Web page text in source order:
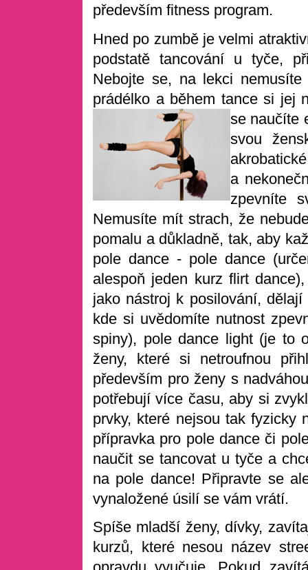
především fitness program.
Hned po zumbě je velmi
podstatě tancování u tyče,
Nebojte se, na lekci
prádélko a během tance si jej
se naučíte
svou
a
zpevníte
Nemusíte mít strach, že
pomalu a důkladně, tak, aby
pole dance - pole dance
alespoň jeden kurz flirt
jako nástroj k posilování,
kde si uvědomíte nutnost
spiny), pole dance light (je to
ženy, které si netroufnou
především pro ženy s
potřebují více času, aby si
prvky, které nejsou tak fyzicky
přípravka pro pole dance či
naučit se tancovat u tyče a
na pole dance! Připravte se
vynaložené úsilí se vám vrátí.
Spíše mladší ženy, dívky,
kurzů, které nesou název